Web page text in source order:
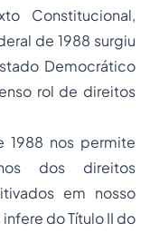
Constitucional,
de 1988 surgiu
Democrático
rol de direitos
1988 nos permite
dos direitos
em nosso
do Título II do